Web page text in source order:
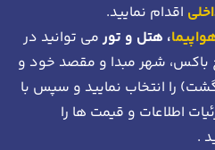
اقدام نمایید.
، هتل و تورمی توانید در
شهر مبدا و مقصد خود و
را انتخاب نمایید و سپس با
اطلاعات و قیمت ها را
.